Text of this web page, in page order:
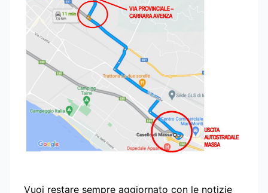
Vuoi restare sempre aggiornato con le notizie